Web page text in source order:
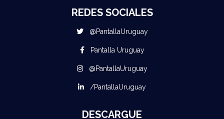
REDES SOCIALES
@PantallaUruguay
Pantalla Uruguay
@PantallaUruguay
/PantallaUruguay
DESCARGUE